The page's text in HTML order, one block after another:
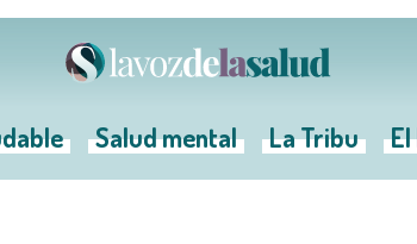
Salud mental La Tribu